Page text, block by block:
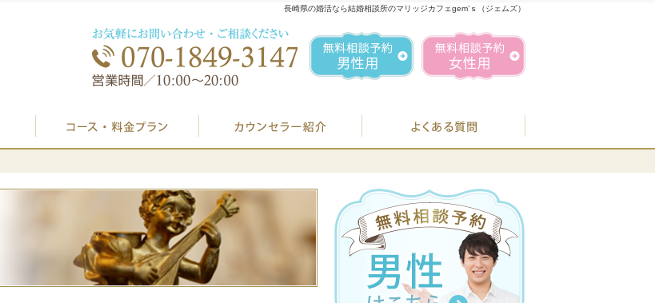
長崎県の婚活なら結婚相談所のマリッジカフェgem’ｓ（ジェムズ）
070-1849-3147
無料相談予約男性用